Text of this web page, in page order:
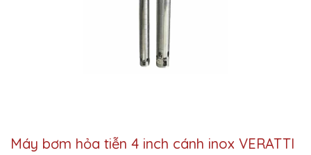
Máy bơm hỏa tiễn 4 inch cánh inox VERATTI